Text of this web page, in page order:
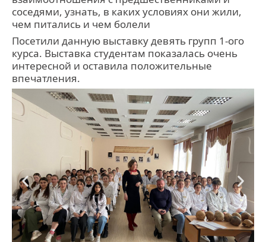
соседями, узнать, в каких условиях они жили,
чем питались и чем болели
Посетили данную выставку девять групп 1-ого
курса. Выставка студентам показалась очень
интересной и оставила положительные
впечатления.